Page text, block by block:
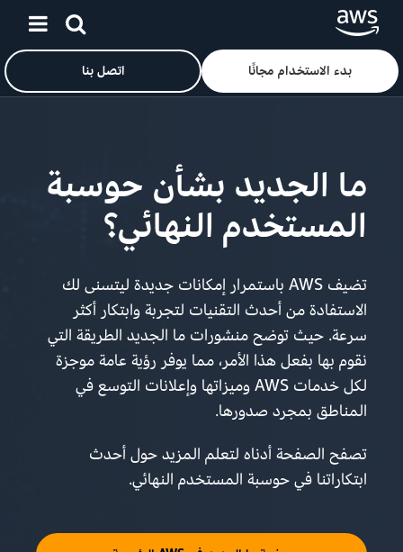
بدء الاستخدام مجانًا اتصل بنا
ما الجديد بشأن حوسبة
المستخدم النهائي؟
تضيف AWS باستمرار إمكانات جديدة ليتسنى لك
الاستفادة من أحدث التقنيات لتجربة وابتكار أكثر
سرعة. حيث توضح منشورات ما الجديد الطريقة التي
نقوم بها بفعل هذا الأمر، مما يوفر رؤية عامة موجزة
لكل خدمات AWS وميزاتها وإعلانات التوسع في
المناطق بمجرد صدورها.
تصفح الصفحة أدناه لتعلم المزيد حول أحدث
ابتكاراتنا في حوسبة المستخدم النهائي.